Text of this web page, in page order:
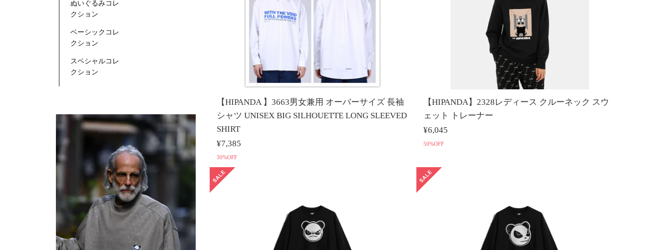
【HIPANDA 】3663男女兼用 オーバーサイズ 長袖
シャツ UNISEX BIG SILHOUETTE LONG SLEEVED
SHIRT
¥7,385
30%OFF
【HIPANDA】2328レディース クルーネック スウ
ェット トレーナー
¥6,045
50%OFF
ぬいぐるみコレ
クション
ベーシックコレ
クション
スペシャルコレ
クション